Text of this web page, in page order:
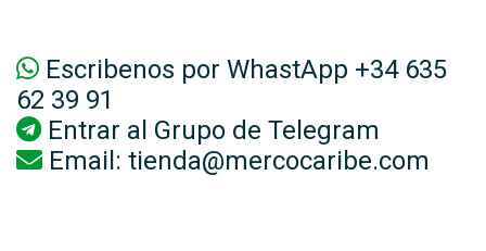
Escribenos por WhastApp +34 635
62 39 91
Entrar al Grupo de Telegram
Email: tienda@mercocaribe.com